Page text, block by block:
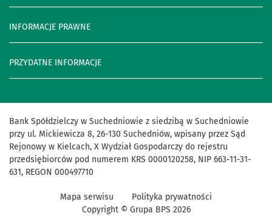
INFORMACJE PRAWNE
PRZYDATNE INFORMACJE
Bank Spółdzielczy w Suchedniowie z siedzibą w Suchedniowie
przy ul. Mickiewicza 8, 26-130 Suchedniów, wpisany przez Sąd
Rejonowy w Kielcach, X Wydział Gospodarczy do rejestru
przedsiębiorców pod numerem KRS 0000120258, NIP 663-11-31-
631, REGON 000497710
Mapa serwisu
Polityka prywatności
Copyright © Grupa BPS 2026